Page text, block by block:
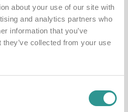
about your use of our site with
and analytics partners who
information that you’ve
collected from your use
general 10L